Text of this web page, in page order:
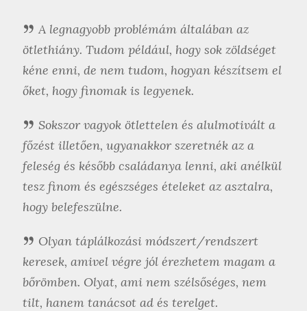
A legnagyobb problémám általában az
ötlethiány. Tudom például, hogy sok zöldséget
kéne enni, de nem tudom, hogyan készítsem el
őket, hogy finomak is legyenek.
Sokszor vagyok ötlettelen és alulmotivált a
főzést illetően, ugyanakkor szeretnék az a
feleség és később családanya lenni, aki anélkül
tesz finom és egészséges ételeket az asztalra,
hogy belefeszülne.
Olyan táplálkozási módszert/rendszert
keresek, amivel végre jól érezhetem magam a
bőrömben. Olyat, ami nem szélsőséges, nem
tilt, hanem tanácsot ad és terelget.